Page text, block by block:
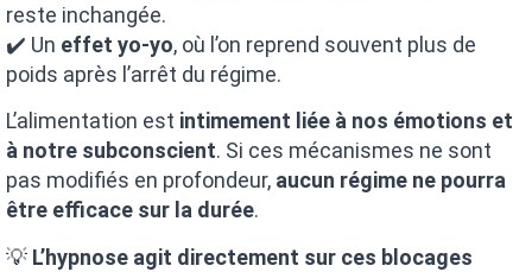
reste inchangée.
✔️ Un effet yo-yo, où l’on reprend souvent plus de
poids après l’arrêt du régime.
L’alimentation est intimement liée à nos émotions et
à notre subconscient. Si ces mécanismes ne sont
pas modifiés en profondeur, aucun régime ne pourra
être efficace sur la durée.
💡 L’hypnose agit directement sur ces blocages